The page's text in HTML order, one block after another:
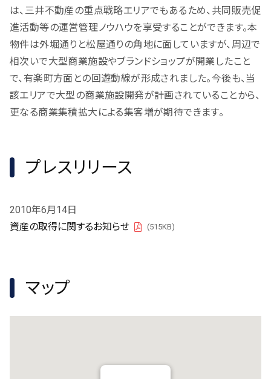
は、三井不動産の重点戦略エリアでもあるため、共同販売促
進活動等の運営管理ノウハウを享受することができます。本
物件は外堀通りと松屋通りの角地に面していますが、周辺で
相次いで大型商業施設やブランドショップが開業したこと
で、有楽町方面との回遊動線が形成されました。今後も、当
該エリアで大型の商業施設開発が計画されていることから、
更なる商業集積拡大による集客増が期待できます。
プレスリリース
2010年6月14日
資産の取得に関するお知らせ
PDF
(515KB)
マップ